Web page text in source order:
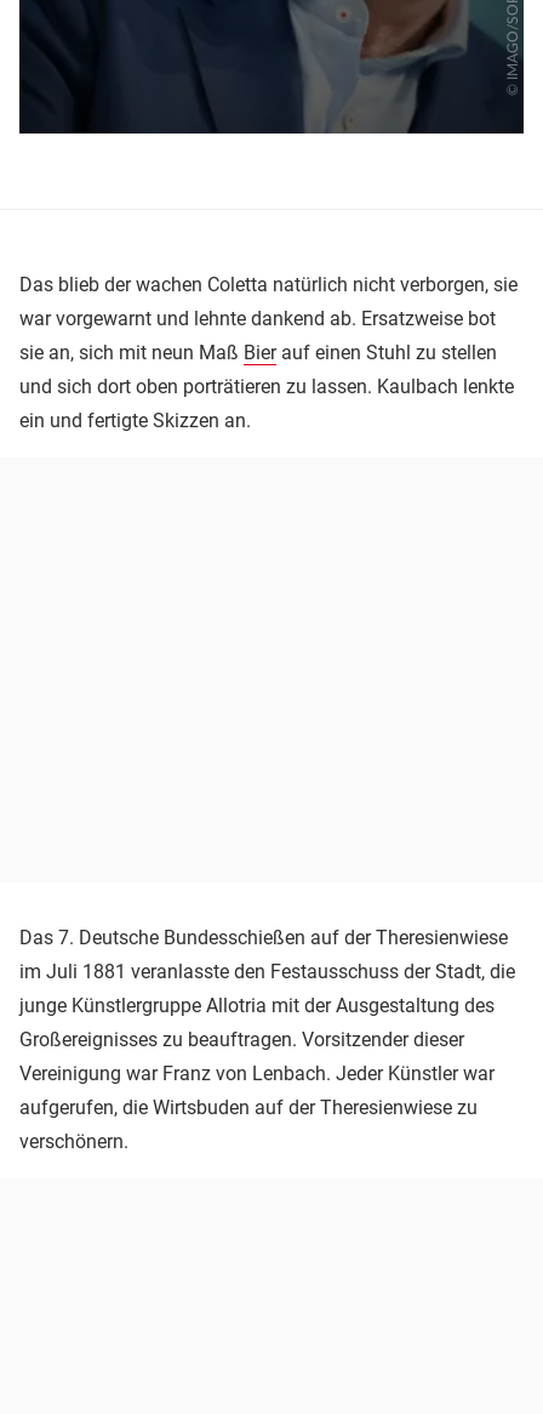
Das blieb der wachen Coletta natürlich nicht verborgen, sie
war vorgewarnt und lehnte dankend ab. Ersatzweise bot
sie an, sich mit neun Maß Bierauf einen Stuhl zu stellen
und sich dort oben porträtieren zu lassen. Kaulbach lenkte
ein und fertigte Skizzen an.
Das 7. Deutsche Bundesschießen auf der Theresienwiese
im Juli 1881 veranlasste den Festausschuss der Stadt, die
junge Künstlergruppe Allotria mit der Ausgestaltung des
Großereignisses zu beauftragen. Vorsitzender dieser
Vereinigung war Franz von Lenbach. Jeder Künstler war
aufgerufen, die Wirtsbuden auf der Theresienwiese zu
verschönern.